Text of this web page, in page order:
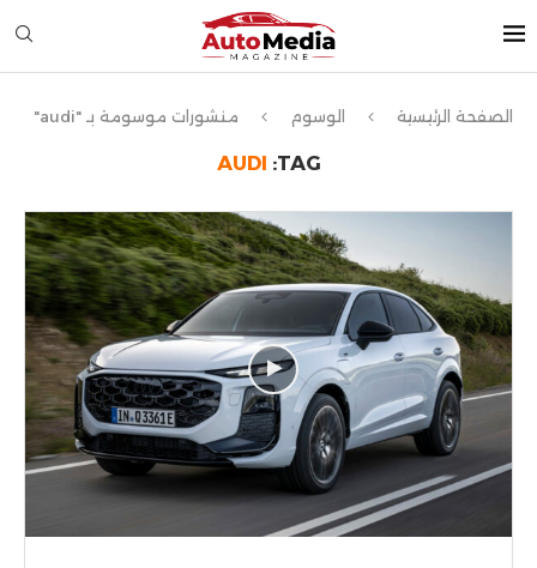
الصفحة الرئيسية الوسوم منشورات موسومة بـ "audi"
TAG:
AUDI